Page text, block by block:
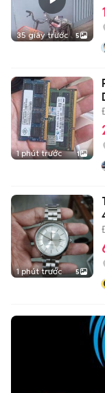
35 giây trước 5
1 phút trước 1
1 phút trước 5